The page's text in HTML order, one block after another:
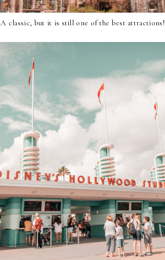
A classic, but it is still one of the best attractions!